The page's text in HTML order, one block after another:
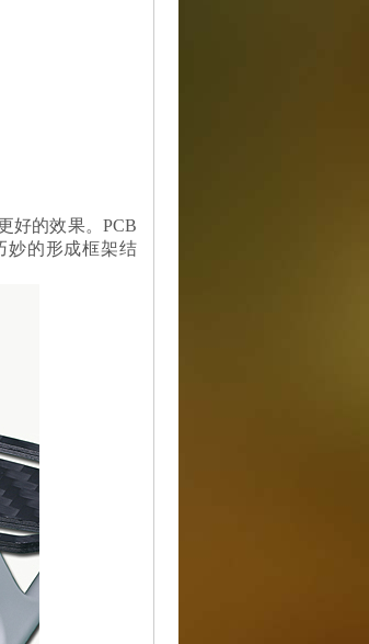
好的效果。PCB
妙的形成框架结